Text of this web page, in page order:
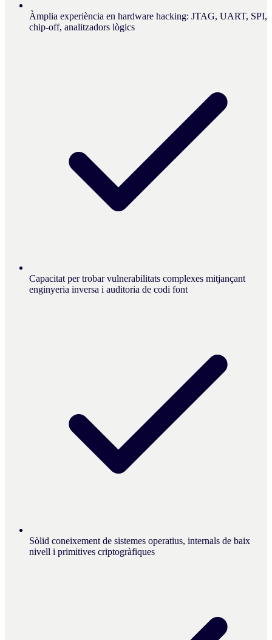
Àmplia experiència en hardware hacking: JTAG, UART, SPI,
chip-off, analitzadors lògics
Capacitat per trobar vulnerabilitats complexes mitjançant
enginyeria inversa i auditoria de codi font
Sòlid coneixement de sistemes operatius, internals de baix
nivell i primitives criptogràfiques